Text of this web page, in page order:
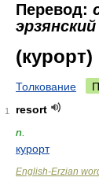
Перевод:
эрзянский
(курорт)
Толкование
1
resort
n.
курорт
English-Erzian